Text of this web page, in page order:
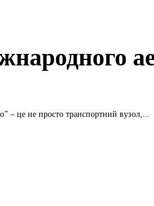
– це не просто транспортний вузол,...